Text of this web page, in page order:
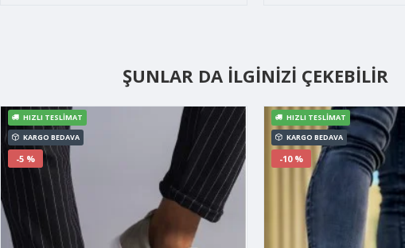
ŞUNLAR DA İLGINIZI ÇEKEBILIR
KARGO BEDAVA
HIZLI TESLIMAT
-5 %
KARGO BEDAVA
HIZLI TESLIMAT
-10 %